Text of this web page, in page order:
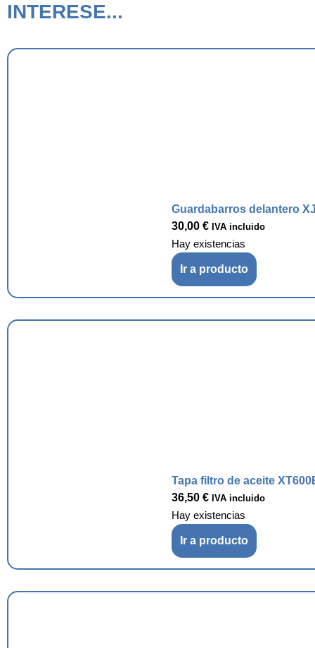
INTERESE...
Guardabarros delantero
30,00 € IVA incluido
Hay existencias
Ir a producto
Tapa filtro de aceite
36,50 € IVA incluido
Hay existencias
Ir a producto